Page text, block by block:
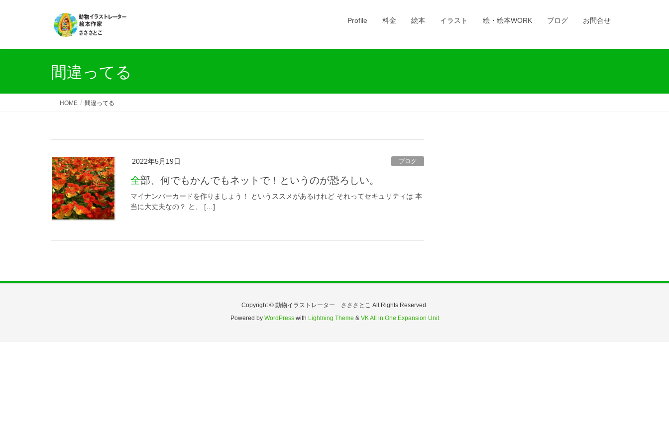
Profile 料金 絵本 イラスト 絵・絵本WORK ブログ お問合せ
間違ってる
HOME 間違ってる
2022年5月19日 ブログ
全部、何でもかんでもネットで！というのが恐ろしい。
マイナンバーカードを作りましょう！ というススメがあるけれど それってセキュリティは 本
当に大丈夫なの？ と、 […]
Copyright © 動物イラストレーター さささとこ All Rights Reserved.
Powered by WordPresswith Lightning Theme & VK All in One Expansion Unit